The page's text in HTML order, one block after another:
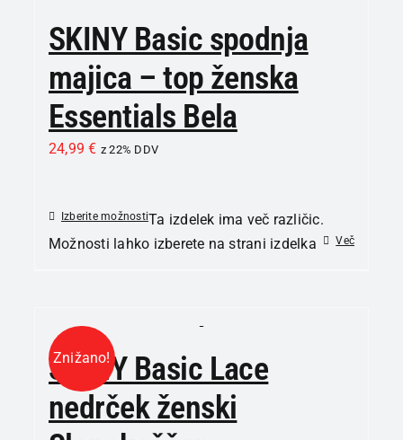
SKINY Basic spodnja
majica – top ženska
Essentials Bela
24,99€ z 22% DDV
Izberite možnostiTa izdelek ima več različic.
Možnosti lahko izberete na strani izdelka
Več
Znižano!
SKINY Basic Lace
nedrček ženski